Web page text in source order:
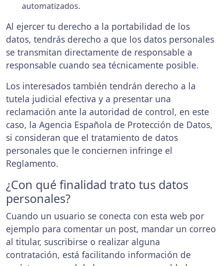
automatizados.
Al ejercer tu derecho a la portabilidad de los
datos, tendrás derecho a que los datos personales
se transmitan directamente de responsable a
responsable cuando sea técnicamente posible.
Los interesados también tendrán derecho a la
tutela judicial efectiva y a presentar una
reclamación ante la autoridad de control, en este
caso, la Agencia Española de Protección de Datos,
si consideran que el tratamiento de datos
personales que le conciernen infringe el
Reglamento.
¿Con qué finalidad trato tus datos
personales?
Cuando un usuario se conecta con esta web por
ejemplo para comentar un post, mandar un correo
al titular, suscribirse o realizar alguna
contratación, está facilitando información de